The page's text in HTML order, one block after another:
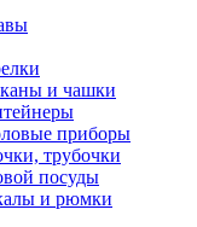
и чашки
приборы
трубочки
посуды
и рюмки